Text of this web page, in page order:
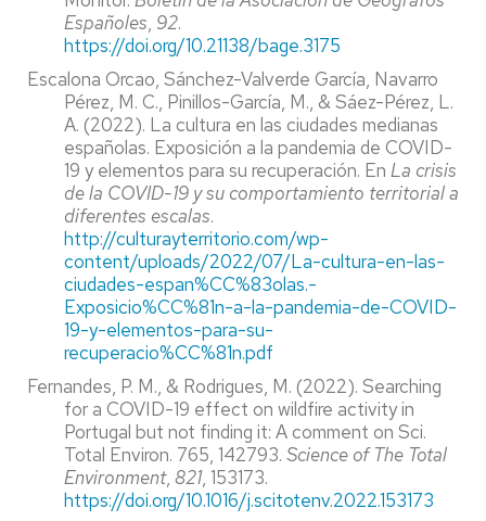
Españoles, 92.
https://doi.org/10.21138/bage.3175
Escalona Orcao, Sánchez-Valverde García, Navarro
Pérez, M. C., Pinillos-García, M., & Sáez-Pérez, L.
A. (2022). La cultura en las ciudades medianas
españolas. Exposición a la pandemia de COVID-
19 y elementos para su recuperación. En La crisis
de la COVID-19 y su comportamiento territorial a
diferentes escalas.
http://culturayterritorio.com/wp-
content/uploads/2022/07/La-cultura-en-las-
ciudades-espan%CC%83olas.-
Exposicio%CC%81n-a-la-pandemia-de-COVID-
19-y-elementos-para-su-
recuperacio%CC%81n.pdf
Fernandes, P. M., & Rodrigues, M. (2022). Searching
for a COVID-19 effect on wildfire activity in
Portugal but not finding it: A comment on Sci.
Total Environ. 765, 142793. Science of The Total
Environment, 821, 153173.
https://doi.org/10.1016/j.scitotenv.2022.153173